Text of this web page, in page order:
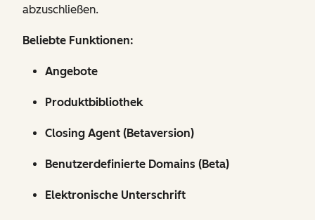
abzuschließen.
Beliebte Funktionen:
Angebote
Produktbibliothek
Closing Agent (Betaversion)
Benutzerdefinierte Domains (Beta)
Elektronische Unterschrift